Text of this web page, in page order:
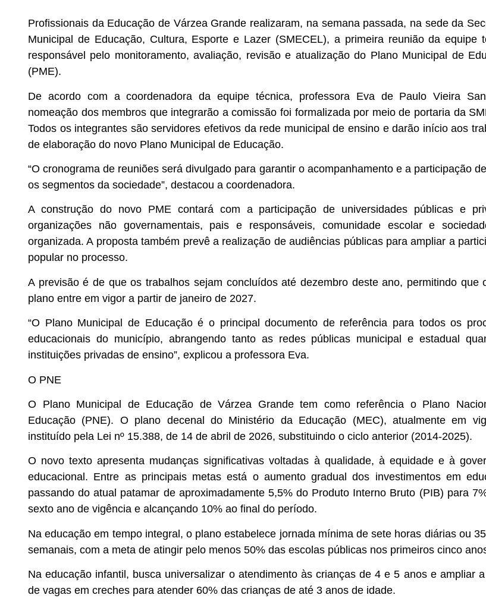
Profissionais da Educação de Várzea Grande realizaram, na semana passada, na sede da
Municipal de Educação, Cultura, Esporte e Lazer (SMECEL), a primeira reunião da equipe
responsável pelo monitoramento, avaliação, revisão e atualização do Plano Municipal de
(PME).
De acordo com a coordenadora da equipe técnica, professora Eva de Paulo Vieira
nomeação dos membros que integrarão a comissão foi formalizada por meio de portaria da
Todos os integrantes são servidores efetivos da rede municipal de ensino e darão início aos
de elaboração do novo Plano Municipal de Educação.
“O cronograma de reuniões será divulgado para garantir o acompanhamento e a participação
os segmentos da sociedade”, destacou a coordenadora.
A construção do novo PME contará com a participação de universidades públicas e
organizações não governamentais, pais e responsáveis, comunidade escolar e
organizada. A proposta também prevê a realização de audiências públicas para ampliar a
popular no processo.
A previsão é de que os trabalhos sejam concluídos até dezembro deste ano, permitindo que
plano entre em vigor a partir de janeiro de 2027.
“O Plano Municipal de Educação é o principal documento de referência para todos os
educacionais do município, abrangendo tanto as redes públicas municipal e estadual
instituições privadas de ensino”, explicou a professora Eva.
O PNE
O Plano Municipal de Educação de Várzea Grande tem como referência o Plano
Educação (PNE). O plano decenal do Ministério da Educação (MEC), atualmente em
instituído pela Lei nº 15.388, de 14 de abril de 2026, substituindo o ciclo anterior (2014-2025).
O novo texto apresenta mudanças significativas voltadas à qualidade, à equidade e à
educacional. Entre as principais metas está o aumento gradual dos investimentos em
passando do atual patamar de aproximadamente 5,5% do Produto Interno Bruto (PIB) para
sexto ano de vigência e alcançando 10% ao final do período.
Na educação em tempo integral, o plano estabelece jornada mínima de sete horas diárias ou
semanais, com a meta de atingir pelo menos 50% das escolas públicas nos primeiros cinco
Na educação infantil, busca universalizar o atendimento às crianças de 4 e 5 anos e ampliar
de vagas em creches para atender 60% das crianças de até 3 anos de idade.